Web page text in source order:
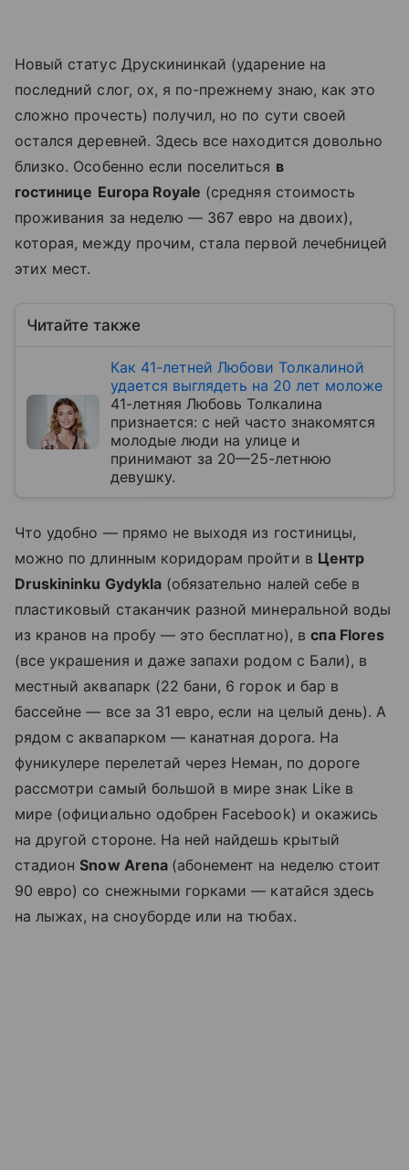
Новый статус Друскининкай (ударение на
последний слог, ох, я по-прежнему знаю, как это
сложно прочесть) получил, но по сути своей
остался деревней. Здесь все находится довольно
близко. Особенно если поселиться в
гостинице Europa Royale (средняя стоимость
проживания за неделю — 367 евро на двоих),
которая, между прочим, стала первой лечебницей
этих мест.
Читайте также
Как 41-летней Любови Толкалиной
удается выглядеть на 20 лет моложе
41-летняя Любовь Толкалина
признается: с ней часто знакомятся
молодые люди на улице и
принимают за 20—25-летнюю
девушку.
Что удобно — прямо не выходя из гостиницы,
можно по длинным коридорам пройти в Центр
Druskininku Gydykla(обязательно налей себе в
пластиковый стаканчик разной минеральной воды
из кранов на пробу — это бесплатно), в спа Flores
(все украшения и даже запахи родом с Бали), в
местный аквапарк (22 бани, 6 горок и бар в
бассейне — все за 31 евро, если на целый день). А
рядом с аквапарком — канатная дорога. На
фуникулере перелетай через Неман, по дороге
рассмотри самый большой в мире знак Like в
мире (официально одобрен Facebook) и окажись
на другой стороне. На ней найдешь крытый
стадионSnow Arena (абонемент на неделю стоит
90 евро) со снежными горками — катайся здесь
на лыжах, на сноуборде или на тюбах.